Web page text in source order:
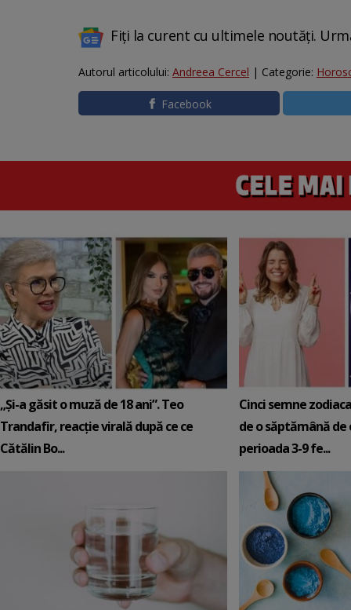
Fiți la curent cu ultimele noutăți.
Autorul articolului: Andreea Cercel | Categorie:
Facebook
„Și-a găsit o muză de 18 ani”. Teo
Trandafir, reacție virală după ce ce
Cătălin Bo...
Cinci semne
de o săptămână de
perioada 3-9 fe...